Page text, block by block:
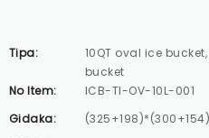
Tipa:
10QT oval ice
bucket
No Item:
ICB-TI-OV-10L-001
Gidaka: